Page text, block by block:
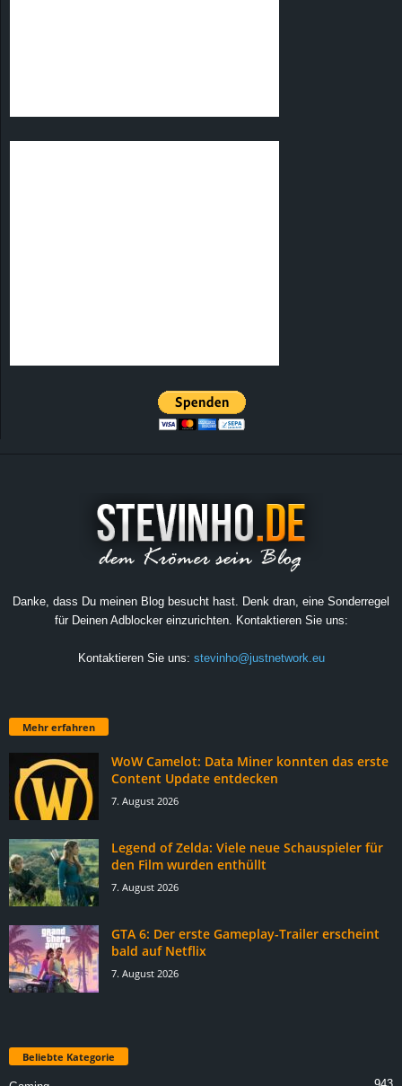
Danke, dass Du meinen Blog besucht hast. Denk dran, eine Sonderregel
für Deinen Adblocker einzurichten. Kontaktieren Sie uns:
Kontaktieren Sie uns: stevinho@justnetwork.eu
Mehr erfahren
WoW Camelot: Data Miner konnten das erste
Content Update entdecken
7. August 2026
Legend of Zelda: Viele neue Schauspieler für
den Film wurden enthüllt
7. August 2026
GTA 6: Der erste Gameplay-Trailer erscheint
bald auf Netflix
7. August 2026
Beliebte Kategorie